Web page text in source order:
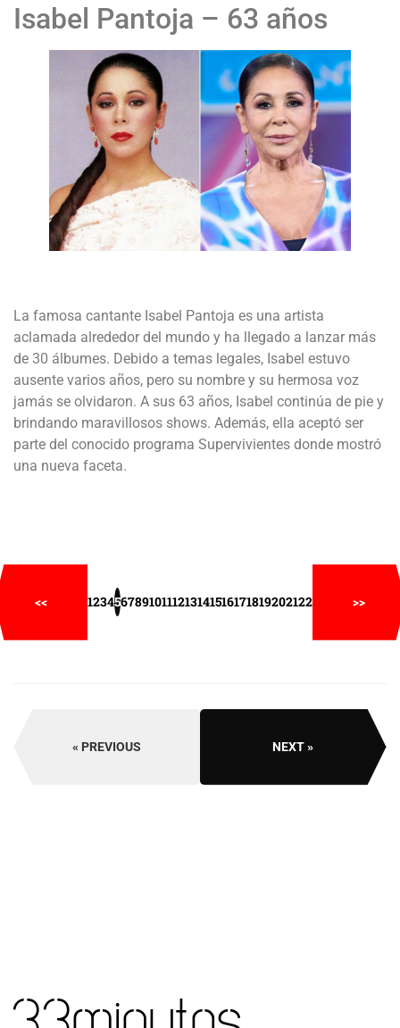
Isabel Pantoja – 63 años
La famosa cantante Isabel Pantoja es una artista
aclamada alrededor del mundo y ha llegado a lanzar más
de 30 álbumes. Debido a temas legales, Isabel estuvo
ausente varios años, pero su nombre y su hermosa voz
jamás se olvidaron. A sus 63 años, Isabel continúa de pie y
brindando maravillosos shows. Además, ella aceptó ser
parte del conocido programa Supervivientes donde mostró
una nueva faceta.
<< 12345678910111213141516171819202122 >>
PREVIOUS NEXT